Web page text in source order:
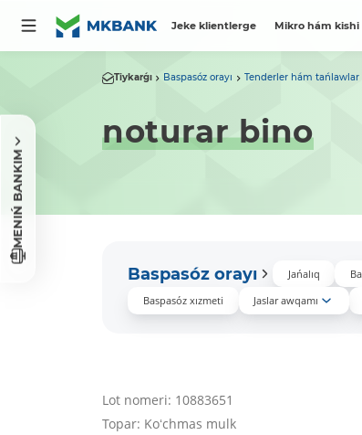
Jeke klientlerge Mikro hám kishi
MENIŃ BANKIM
Tiykarǵı Baspasóz orayı Tenderler hám tańlawlar
noturar bino
Baspasóz orayı Jańalıq
Baspasóz xızmeti
Jaslar awqamı
Lot nomeri: 10883651
Topar: Koʻchmas mulk